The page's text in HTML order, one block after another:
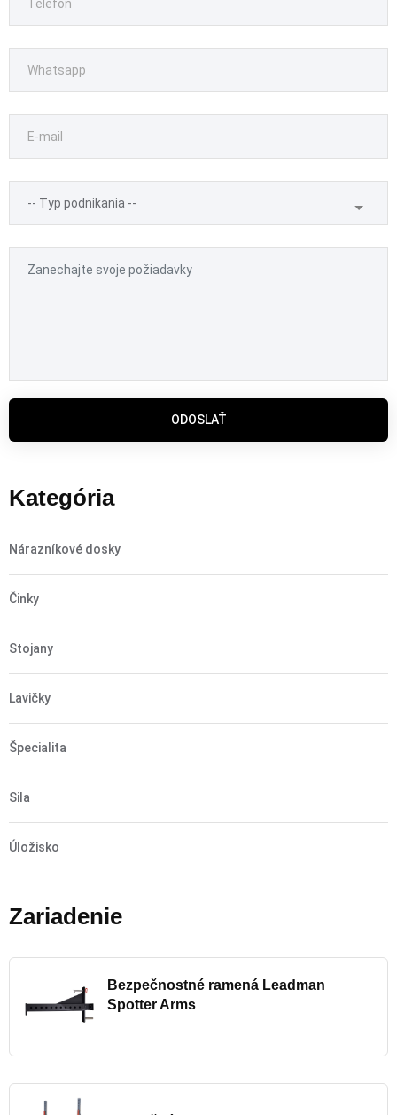
ODOSLAŤ
Kategória
Nárazníkové dosky
Činky
Stojany
Lavičky
Špecialita
Sila
Úložisko
Zariadenie
Bezpečnostné ramená Leadman
Spotter Arms